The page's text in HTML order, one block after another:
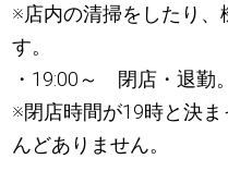
※店内の清掃をしたり、
す。
・19:00～ 閉店・退勤。
※閉店時間が19時と決
んどありません。